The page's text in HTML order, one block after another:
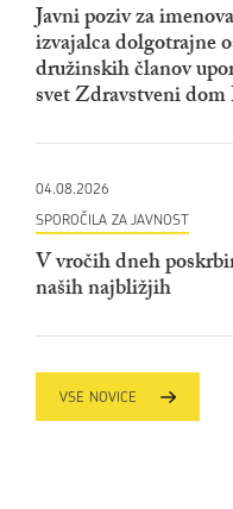
Javni poziv za
izvajalca dolgotrajne
družinskih članov
svet Zdravstveni dom
04.08.2026
SPOROČILA ZA JAVNOST
V vročih dneh
naših najbližjih
VSE NOVICE